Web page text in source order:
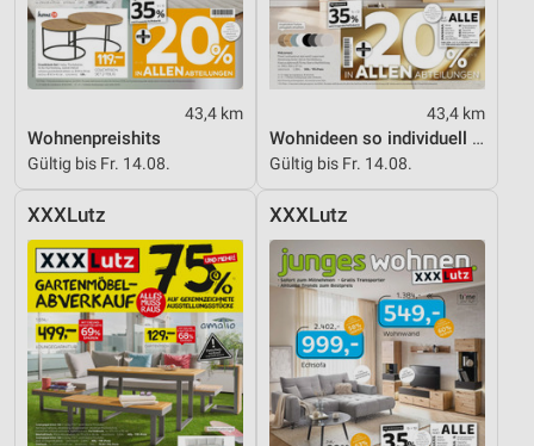
43,4 km
Wohnenpreishits
Gültig bis Fr. 14.08.
43,4 km
Wohnideen so individuell wie du!
Gültig bis Fr. 14.08.
XXXLutz XXXLutz
Performance
Funktional
Werbung